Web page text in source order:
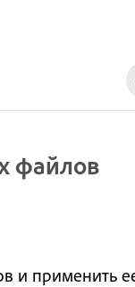
файлов
и применить